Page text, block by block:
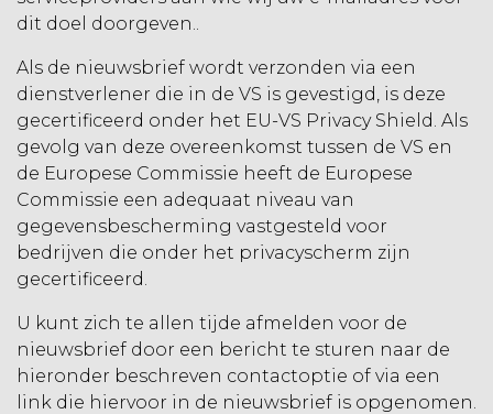
dit doel doorgeven..
Als de nieuwsbrief wordt verzonden via een
dienstverlener die in de VS is gevestigd, is deze
gecertificeerd onder het EU-VS Privacy Shield. Als
gevolg van deze overeenkomst tussen de VS en
de Europese Commissie heeft de Europese
Commissie een adequaat niveau van
gegevensbescherming vastgesteld voor
bedrijven die onder het privacyscherm zijn
gecertificeerd.
U kunt zich te allen tijde afmelden voor de
nieuwsbrief door een bericht te sturen naar de
hieronder beschreven contactoptie of via een
link die hiervoor in de nieuwsbrief is opgenomen.